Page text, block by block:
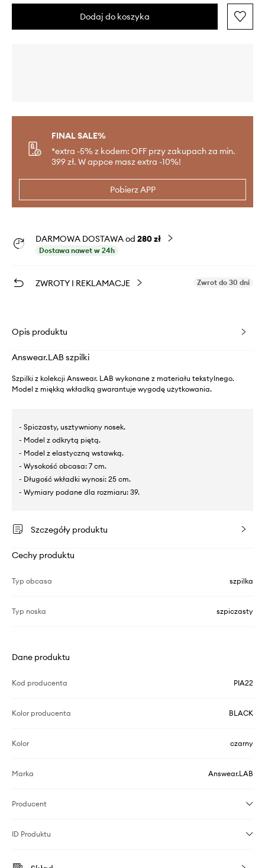
Dodaj do koszyka
FINAL SALE%
*extra -5% z kodem: OFF przy zakupach za min.
399 zł. W appce masz extra -10%!
Pobierz APP
DARMOWA DOSTAWA od 280 zł
Dostawa nawet w 24h
ZWROTY I REKLAMACJE Zwrot do 30 dni
Opis produktu
Answear.LAB szpilki
Szpilki z kolekcji Answear. LAB wykonane z materiału tekstylnego.
Model z miękką wkładką gwarantuje wygodę użytkowania.
- Spiczasty, usztywniony nosek.
- Model z odkrytą piętą.
- Model z elastyczną wstawką.
- Wysokość obcasa: 7 cm.
- Długość wkładki wynosi: 25 cm.
- Wymiary podane dla rozmiaru: 39.
Szczegóły produktu
Cechy produktu
Typ obcasa szpilka
Typ noska szpiczasty
Dane produktu
Kod producenta PIA22
Kolor producenta BLACK
Kolor czarny
Marka Answear.LAB
Producent
ID Produktu